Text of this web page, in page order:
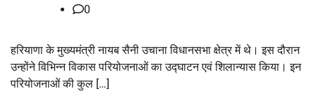
0
हरियाणा के मुख्यमंत्री नायब सैनी उचाना विधानसभा क्षेत्र में थे। इस दौरान
उन्होंने विभिन्न विकास परियोजनाओं का उद्घाटन एवं शिलान्यास किया। इन
परियोजनाओं की कुल […]